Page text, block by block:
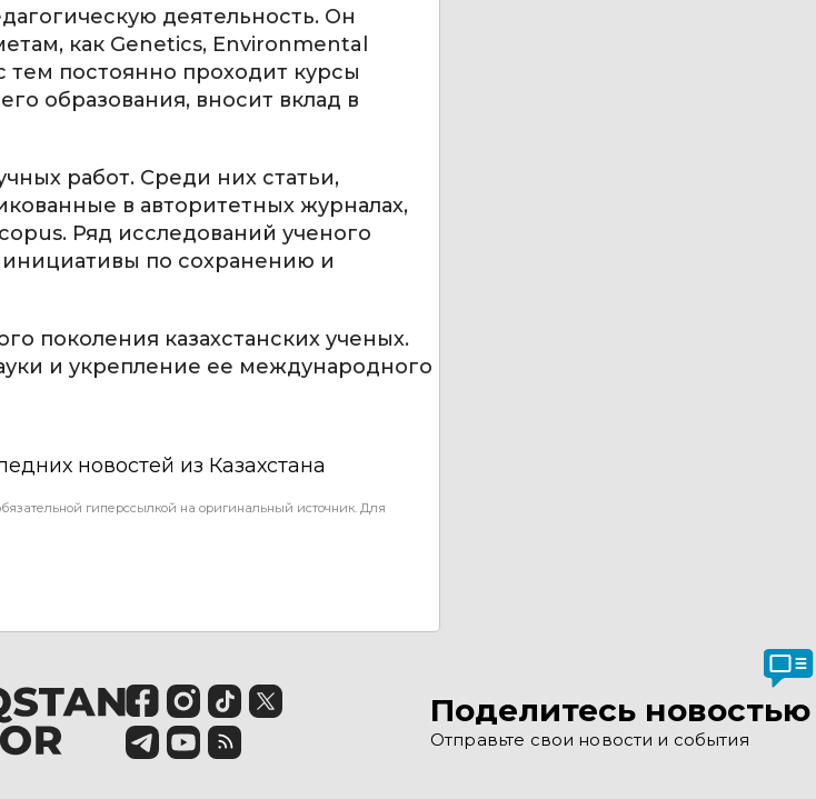
деятельность. Он
как Genetics, Environmental
постоянно проходит курсы
образования, вносит вклад в
работ. Среди них статьи,
в авторитетных журналах,
Ряд исследований ученого
по сохранению и
поколения казахстанских ученых.
и укрепление ее международного
новостей из Казахстана
гиперссылкой на оригинальный источник. Для
Поделитесь новостью
Отправьте свои новости и события